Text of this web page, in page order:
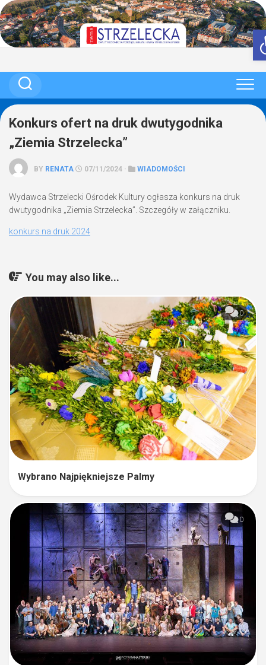
Skip
to
content
Konkurs ofert na druk dwutygodnika
„Ziemia Strzelecka”
BY RENATA 07/11/2024 · WIADOMOŚCI
Wydawca Strzelecki Ośrodek Kultury ogłasza konkurs na druk
dwutygodnika „Ziemia Strzelecka”. Szczegóły w załączniku.
konkurs na druk 2024
You may also like...
0
Wybrano Najpiękniejsze Palmy
0